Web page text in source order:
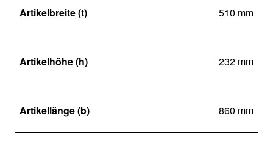
Artikelbreite (t) 510 mm
Artikelhöhe (h) 232 mm
Artikellänge (b) 860 mm